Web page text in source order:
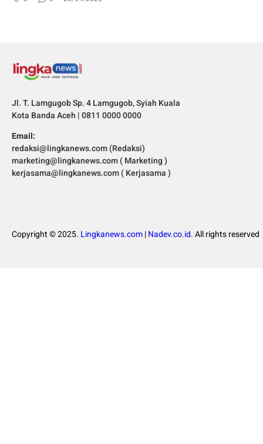
Jl. T. Lamgugob Sp. 4 Lamgugob, Syiah Kuala
Kota Banda Aceh | 0811 0000 0000
Email:
redaksi@lingkanews.com (Redaksi)
marketing@lingkanews.com ( Marketing )
kerjasama@lingkanews.com ( Kerjasama )
Copyright © 2025. Lingkanews.com|Nadev.co.id.All rights reserved